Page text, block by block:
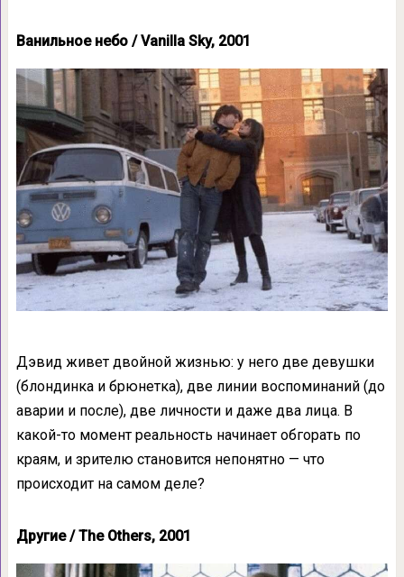
Ванильное небо / Vanilla Sky, 2001
Дэвид живет двойной жизнью: у него две девушки
(блондинка и брюнетка), две линии воспоминаний (до
аварии и после), две личности и даже два лица. В
какой-то момент реальность начинает обгорать по
краям, и зрителю становится непонятно — что
происходит на самом деле?
Другие / The Others, 2001